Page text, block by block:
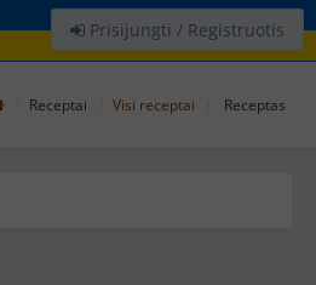
Prisijungti / Registruotis
Receptai Visi receptai Receptas